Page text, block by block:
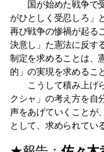
国が始めた戦争で受
がひとしく受忍しろ」
再び戦争の惨禍が起る
決意し」た憲法に反す
制定を求めることは、
的」の実現を求めるこ
こうして積み上げら
クシャ」の考え方を自
声をあげていくことが
として、求められてい